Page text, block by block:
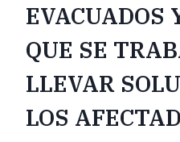
EVACUADOS
QUE SE
LLEVAR
LOS